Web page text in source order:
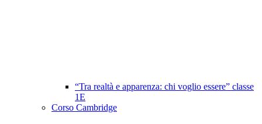
“Tra realtà e apparenza: chi voglio essere” classe
1E
Corso Cambridge